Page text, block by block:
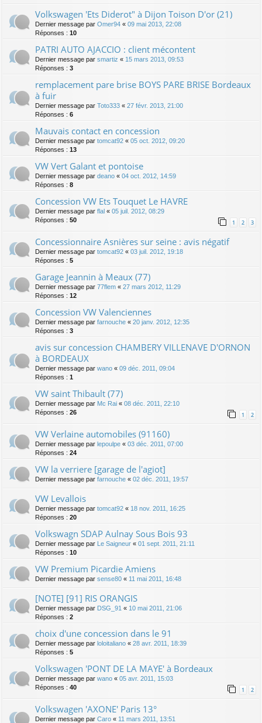
Volkswagen 'Ets Diderot" à Dijon Toison D'or (21)
Dernier message par Omer94 « 09 mai 2013, 22:08
Réponses : 10
PATRI AUTO AJACCIO : client mécontent
Dernier message par smartiz « 15 mars 2013, 09:53
Réponses : 3
remplacement pare brise BOYS PARE BRISE Bordeaux
à fuir
Dernier message par Toto333 « 27 févr. 2013, 21:00
Réponses : 6
Mauvais contact en concession
Dernier message par tomcat92 « 05 oct. 2012, 09:20
Réponses : 13
VW Vert Galant et pontoise
Dernier message par deano « 04 oct. 2012, 14:59
Réponses : 8
Concession VW Ets Touquet Le HAVRE
Dernier message par flal « 05 juil. 2012, 08:29
Réponses : 50 1 2 3
Concessionnaire Asnières sur seine : avis négatif
Dernier message par tomcat92 « 03 juil. 2012, 19:18
Réponses : 5
Garage Jeannin à Meaux (77)
Dernier message par 77flem « 27 mars 2012, 11:29
Réponses : 12
Concession VW Valenciennes
Dernier message par farnouche « 20 janv. 2012, 12:35
Réponses : 3
avis sur concession CHAMBERY VILLENAVE D'ORNON
à BORDEAUX
Dernier message par wano « 09 déc. 2011, 09:04
Réponses : 1
VW saint Thibault (77)
Dernier message par Mc Rai « 08 déc. 2011, 22:10
Réponses : 26 1 2
VW Verlaine automobiles (91160)
Dernier message par lepoulpe « 03 déc. 2011, 07:00
Réponses : 24
VW la verriere [garage de l'agiot]
Dernier message par farnouche « 02 déc. 2011, 19:57
VW Levallois
Dernier message par tomcat92 « 18 nov. 2011, 16:25
Réponses : 20
Volkswagn SDAP Aulnay Sous Bois 93
Dernier message par Le Saigneur « 01 sept. 2011, 21:11
Réponses : 10
VW Premium Picardie Amiens
Dernier message par sense80 « 11 mai 2011, 16:48
[NOTE] [91] RIS ORANGIS
Dernier message par DSG_91 « 10 mai 2011, 21:06
Réponses : 2
choix d'une concession dans le 91
Dernier message par loloitaliano « 28 avr. 2011, 18:39
Réponses : 5
Volkswagen 'PONT DE LA MAYE' à Bordeaux
Dernier message par wano « 05 avr. 2011, 15:03
Réponses : 40 1 2
Volkswagen 'AXONE' Paris 13°
Dernier message par Caro « 11 mars 2011, 13:51